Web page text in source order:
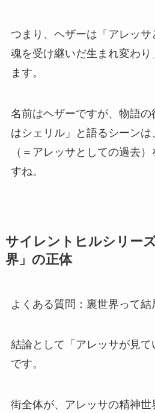
つまり、ヘザーは「アレッサ
魂を受け継いだ生まれ変わり
ます。
名前はヘザーですが、物語
はシェリル」と語るシーン
（＝アレッサとしての過去
すね。
サイレントヒルシリー
界」の正体
よくある質問：裏世界って結
結論として「アレッサが見て
です。
街全体が、アレッサの精神